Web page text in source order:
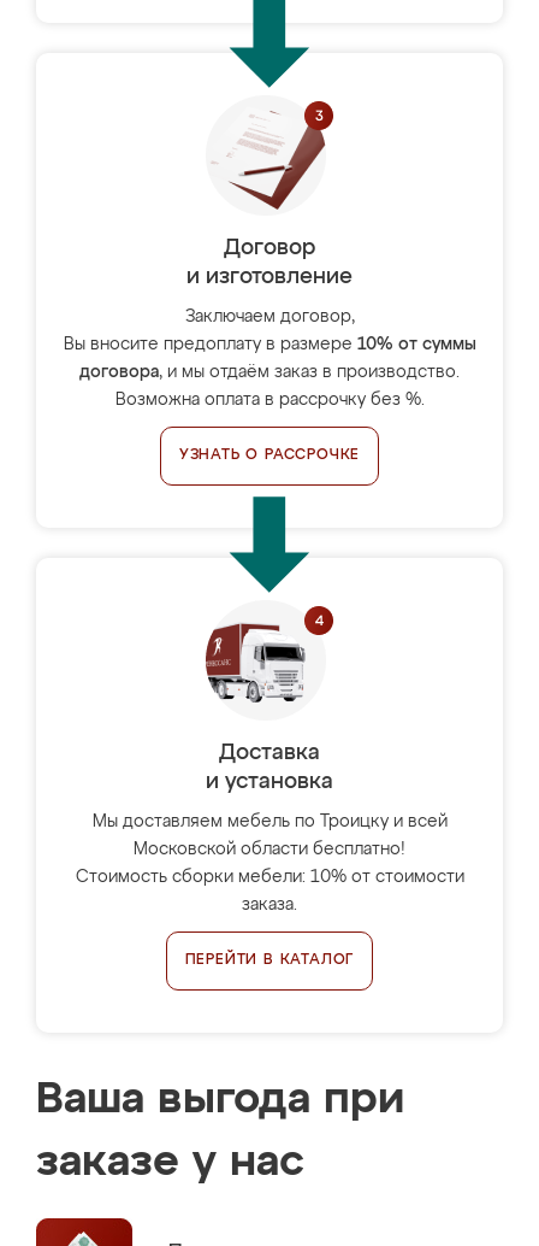
Договор
и изготовление
Заключаем договор,
Вы вносите предоплату в размере 10% от суммы
договора, и мы отдаём заказ в производство.
Возможна оплата в рассрочку без %.
УЗНАТЬ О РАССРОЧКЕ
Доставка
и установка
Мы доставляем мебель по Троицку и всей
Московской области бесплатно!
Стоимость сборки мебели: 10% от стоимости
заказа.
ПЕРЕЙТИ В КАТАЛОГ
Ваша выгода при
заказе у нас